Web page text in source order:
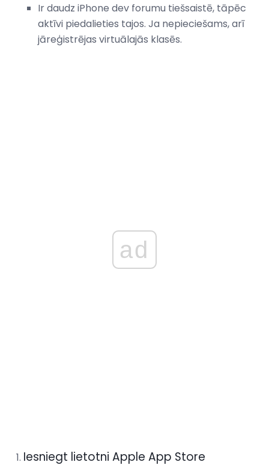
Ir daudz iPhone dev forumu tiešsaistē, tāpēc
aktīvi piedalieties tajos. Ja nepieciešams, arī
jāreģistrējas virtuālajās klasēs.
ad
Iesniegt lietotni Apple App Store